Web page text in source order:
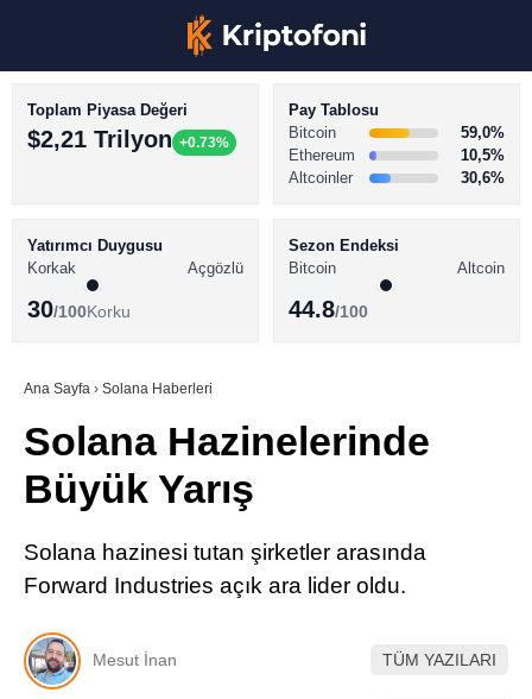
Youtube
Pinterest
BİTCOİN HABERLERİ
ALTCOİN HABERLERİ
SÖZLÜK
Toplam Piyasa Değeri
$2,21 Trilyon +0.73%
Pay Tablosu
Bitcoin
59,0%
Ethereum
10,5%
Altcoinler
30,6%
Yatırımcı Duygusu
Korkak
Açgözlü
30/100Korku
Sezon Endeksi
Bitcoin
Altcoin
44.8/100
Ana Sayfa › Solana Haberleri
Solana Hazinelerinde
Büyük Yarış
Solana hazinesi tutan şirketler arasında
Forward Industries açık ara lider oldu.
Mesut İnan TÜM YAZILARI